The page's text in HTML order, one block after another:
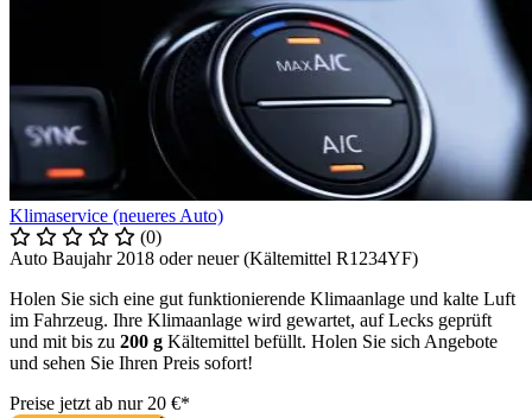
Klimaservice (neueres Auto)
(0)
Auto Baujahr 2018 oder neuer (Kältemittel R1234YF)
Holen Sie sich eine gut funktionierende Klimaanlage und kalte Luft
im Fahrzeug. Ihre Klimaanlage wird gewartet, auf Lecks geprüft
und mit bis zu 200 g Kältemittel befüllt. Holen Sie sich Angebote
und sehen Sie Ihren Preis sofort!
Preise jetzt ab nur 20 €*